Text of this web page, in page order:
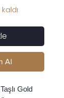
Al
Gold